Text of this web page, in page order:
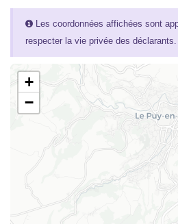
Les coordonnées affichées sont
respecter la vie privée des déclarants.
+
−